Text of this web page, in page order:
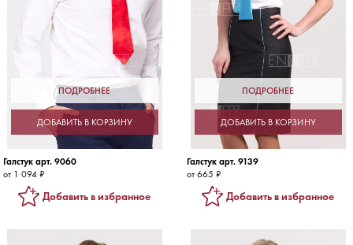
ПОДРОБНЕЕ
ДОБАВИТЬ В КОРЗИНУ
Галстук арт. 9060
от 1 094 ₽
Добавить в избранное
ПОДРОБНЕЕ
ДОБАВИТЬ В КОРЗИНУ
Галстук арт. 9139
от 665 ₽
Добавить в избранное